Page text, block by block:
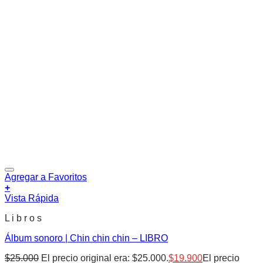
Agregar a Favoritos
+
Vista Rápida
L i b r o s
Álbum sonoro | Chin chin chin – LIBRO
$25.000 El precio original era: $25.000.$19.900El precio